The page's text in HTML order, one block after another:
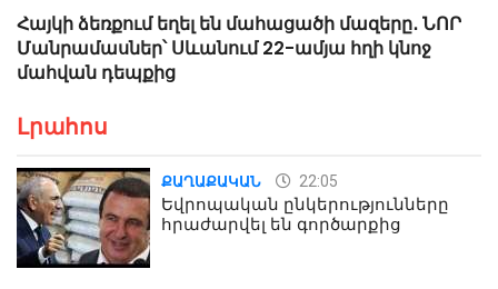
Հայկի ձեռքում եղել են մահացածի մազերը․ ՆՈՐ
Մանրամասներ՝ Սևանում 22-ամյա հղի կնոջ
մահվան դեպքից
Լրահոս
ՔԱՂԱՔԱԿԱՆ 22:05
Եվրոպական ընկերությունները
հրաժարվել են գործարքից